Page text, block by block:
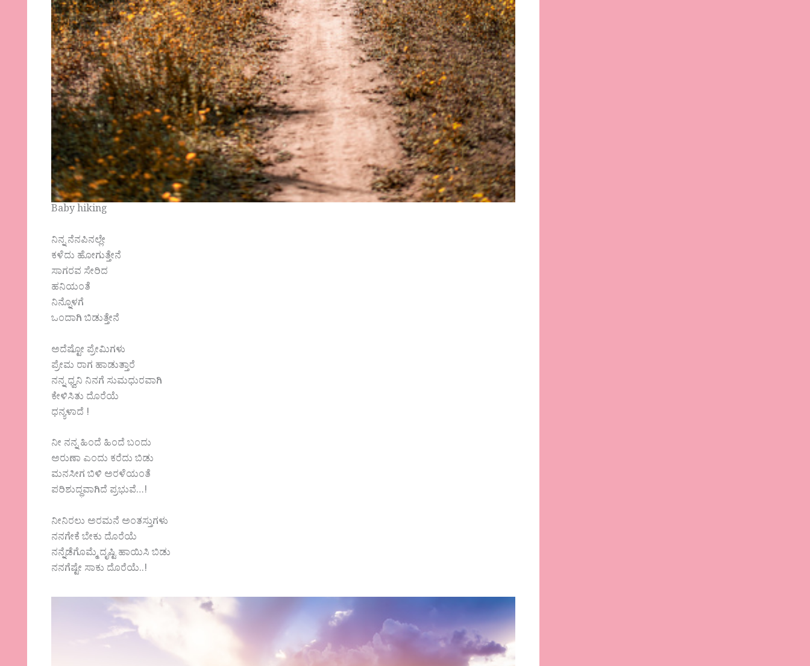
Baby hiking
ನಿನ್ನ ನೆನಪಿನಲ್ಲೇ
ಕಳೆದು ಹೋಗುತ್ತೇನೆ
ಸಾಗರವ ಸೇರಿದ
ಹನಿಯಂತೆ
ನಿನ್ನೊಳಗೆ
ಒಂದಾಗಿ ಬಿಡುತ್ತೇನೆ
ಅದೆಷ್ಟೋ ಪ್ರೇಮಿಗಳು
ಪ್ರೇಮ ರಾಗ ಹಾಡುತ್ತಾರೆ
ನನ್ನ ಧ್ವನಿ ನಿನಗೆ ಸುಮಧುರವಾಗಿ
ಕೇಳಿಸಿತು ದೊರೆಯೆ
ಧನ್ಯಳಾದೆ !
ನೀ ನನ್ನ ಹಿಂದೆ ಹಿಂದೆ ಬಂದು
ಅರುಣಾ ಎಂದು ಕರೆದು ಬಿಡು
ಮನಸೀಗ ಬಿಳಿ ಅರಳೆಯಂತೆ
ಪರಿಶುದ್ಧವಾಗಿದೆ ಪ್ರಭುವೆ…!
ನೀನಿರಲು ಅರಮನೆ ಅಂತಸ್ತುಗಳು
ನನಗೇಕೆ ಬೇಕು ದೊರೆಯೆ
ನನ್ನೆಡೆಗೊಮ್ಮೆ ದೃಷ್ಟಿ ಹಾಯಿಸಿ ಬಿಡು
ನನಗೆಷ್ಟೇ ಸಾಕು ದೊರೆಯೆ..!